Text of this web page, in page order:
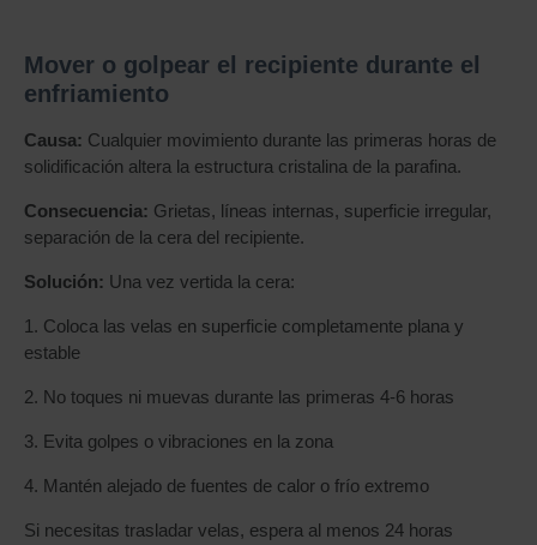
Mover o golpear el recipiente durante el
enfriamiento
Causa: Cualquier movimiento durante las primeras horas de
solidificación altera la estructura cristalina de la parafina.
Consecuencia: Grietas, líneas internas, superficie irregular,
separación de la cera del recipiente.
Solución: Una vez vertida la cera:
1. Coloca las velas en superficie completamente plana y
estable
2. No toques ni muevas durante las primeras 4-6 horas
3. Evita golpes o vibraciones en la zona
4. Mantén alejado de fuentes de calor o frío extremo
Si necesitas trasladar velas, espera al menos 24 horas